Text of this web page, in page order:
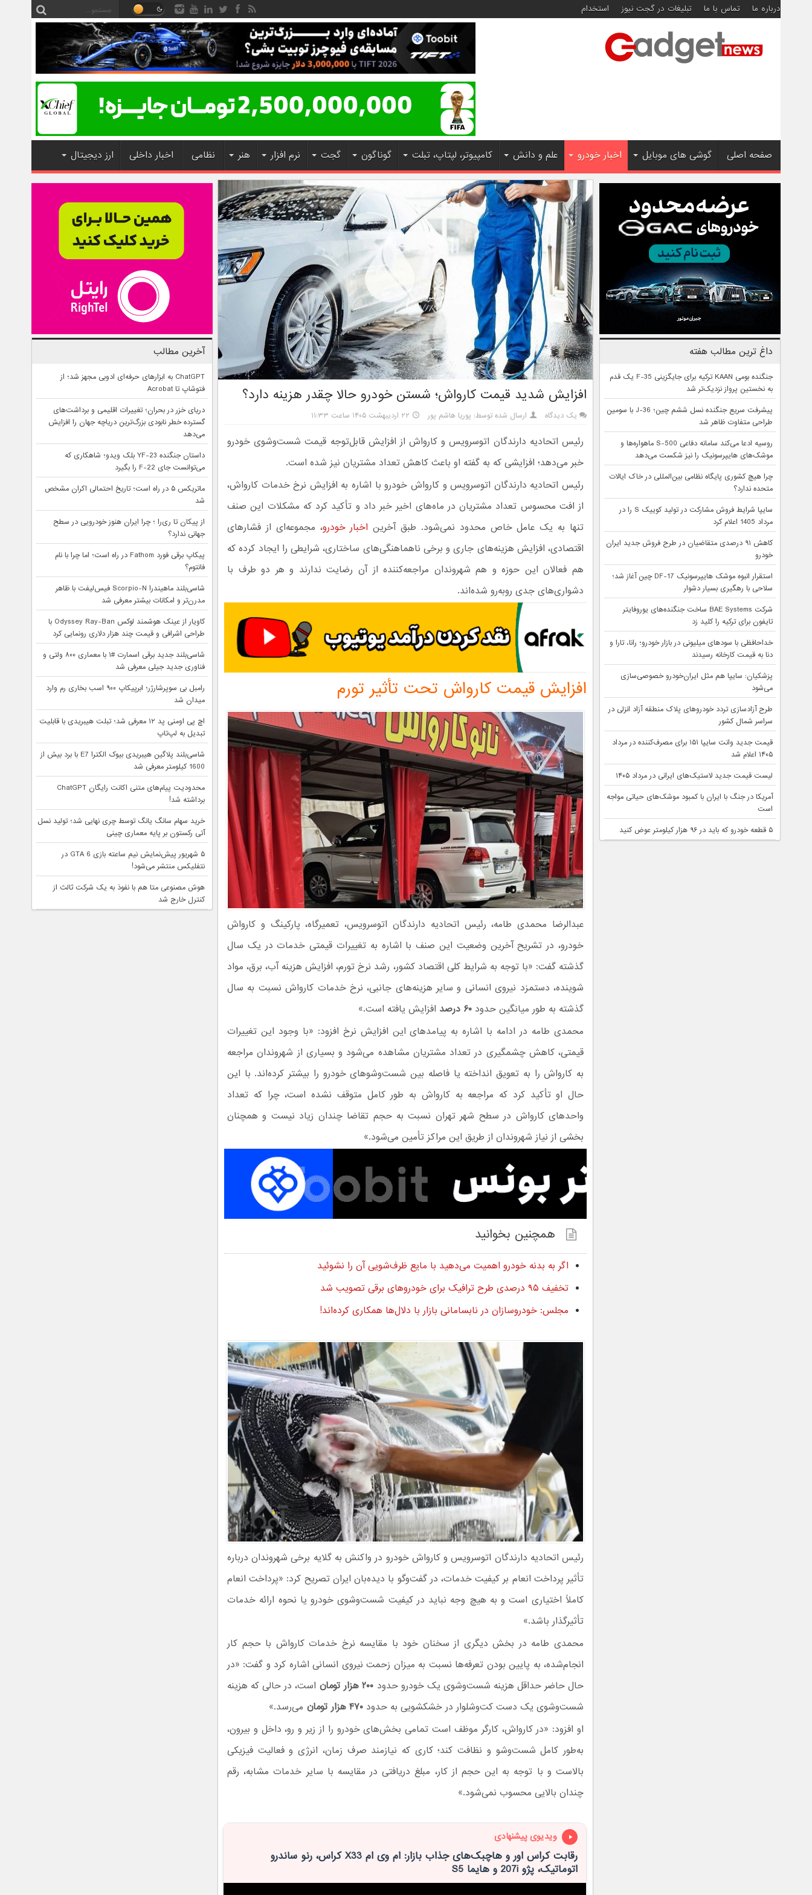
درباره ما تماس با ما تبلیغات در گجت نیوز استخدام
صفحه اصلی گوشی های موبایل اخبار خودرو علم و دانش کامپیوتر، لپتاپ، تبلت گوناگون گجت نرم افزار هنر نظامی اخبار داخلی ارز دیجیتال
افزایش شدید قیمت کارواش؛ شستن خودرو حالا چقدر هزینه دارد؟
یک دیدگاه ارسال شده توسط: پوریا هاشم پور ۲۲ اردیبهشت ۱۴۰۵ ساعت ۱۱:۳۳
رئیس اتحادیه دارندگان اتوسرویس و کارواش از افزایش قابل‌توجه قیمت شست‌وشوی خودرو
خبر می‌دهد؛ افزایشی که به گفته او باعث کاهش تعداد مشتریان نیز شده است.
رئیس اتحادیه دارندگان اتوسرویس و کارواش خودرو با اشاره به افزایش نرخ خدمات کارواش،
از افت محسوس تعداد مشتریان در ماه‌های اخیر خبر داد و تأکید کرد که مشکلات این صنف
تنها به یک عامل خاص محدود نمی‌شود. طبق آخرین اخبار خودرو، مجموعه‌ای از فشارهای
اقتصادی، افزایش هزینه‌های جاری و برخی ناهماهنگی‌های ساختاری، شرایطی را ایجاد کرده که
هم فعالان این حوزه و هم شهروندان مراجعه‌کننده از آن رضایت ندارند و هر دو طرف با
دشواری‌های جدی روبه‌رو شده‌اند.
افزایش قیمت کارواش تحت تأثیر تورم
عبدالرضا محمدی طامه، رئیس اتحادیه دارندگان اتوسرویس، تعمیرگاه، پارکینگ و کارواش
خودرو، در تشریح آخرین وضعیت این صنف با اشاره به تغییرات قیمتی خدمات در یک سال
گذشته گفت: «با توجه به شرایط کلی اقتصاد کشور، رشد نرخ تورم، افزایش هزینه آب، برق، مواد
شوینده، دستمزد نیروی انسانی و سایر هزینه‌های جانبی، نرخ خدمات کارواش نسبت به سال
گذشته به طور میانگین حدود ۶۰ درصد
افزایش یافته است.»
محمدی طامه در ادامه با اشاره به پیامدهای این افزایش نرخ افزود: «با وجود این تغییرات
قیمتی، کاهش چشمگیری در تعداد مشتریان مشاهده می‌شود و بسیاری از شهروندان مراجعه
به کارواش را به تعویق انداخته یا فاصله بین شست‌وشوهای خودرو را بیشتر کرده‌اند. با این
حال او تأکید کرد که مراجعه به کارواش به طور کامل متوقف نشده است، چرا که تعداد
واحدهای کارواش در سطح شهر تهران نسبت به حجم تقاضا چندان زیاد نیست و همچنان
بخشی از نیاز شهروندان از طریق این مراکز تأمین می‌شود.»
همچنین بخوانید
اگر به بدنه خودرو اهمیت می‌دهید با مایع ظرف‌شویی آن را نشوئید
تخفیف ۹۵ درصدی طرح ترافیک برای خودروهای برقی تصویب شد
مجلس: خودروسازان در نابسامانی بازار با دلال‌ها همکاری کرده‌اند!
رئیس اتحادیه دارندگان اتوسرویس و کارواش خودرو در واکنش به گلایه برخی شهروندان درباره
تأثیر پرداخت انعام بر کیفیت خدمات، در گفت‌وگو با دیده‌بان ایران تصریح کرد: «پرداخت انعام
کاملاً اختیاری است و به هیچ وجه نباید در کیفیت شست‌وشوی خودرو یا نحوه ارائه خدمات
تأثیرگذار باشد.»
محمدی طامه در بخش دیگری از سخنان خود با مقایسه نرخ خدمات کارواش با حجم کار
انجام‌شده، به پایین بودن تعرفه‌ها نسبت به میزان زحمت نیروی انسانی اشاره کرد و گفت: «در
حال حاضر حداقل هزینه شست‌وشوی یک خودرو حدود ۲۰۰ هزار تومان
است، در حالی که هزینه
شست‌وشوی یک دست کت‌وشلوار در خشکشویی به حدود ۴۷۰ هزار تومان
می‌رسد.»
او افزود: «در کارواش، کارگر موظف است تمامی بخش‌های خودرو را از زیر و رو، داخل و بیرون،
به‌طور کامل شست‌وشو و نظافت کند؛ کاری که نیازمند صرف زمان، انرژی و فعالیت فیزیکی
بالاست و با توجه به این حجم از کار، مبلغ دریافتی در مقایسه با سایر خدمات مشابه، رقم
چندان بالایی محسوب نمی‌شود.»
ویدیوی پیشنهادی
‫رقابت کراس‌ اور و هاچبک‌های جذاب بازار: ام وی ام X33 کراس، رنو ساندرو
اتوماتیک، پژو 207i و هایما S5
داغ ترین مطالب هفته
جنگنده بومی KAAN ترکیه برای جایگزینی F-35 یک قدم
به نخستین پرواز نزدیک‌تر شد
پیشرفت سریع جنگنده نسل ششم چین؛ J-36 با سومین
طراحی متفاوت ظاهر شد
روسیه ادعا می‌کند سامانه دفاعی S-500 ماهواره‌ها و
موشک‌های هایپرسونیک را نیز شکست می‌دهد
چرا هیچ کشوری پایگاه نظامی بین‌المللی در خاک ایالات
متحده ندارد؟
سایپا شرایط فروش مشارکت در تولید کوییک S را در
مرداد 1405 اعلام کرد
کاهش ۹۱ درصدی متقاضیان در طرح فروش جدید ایران
خودرو
استقرار انبوه موشک هایپرسونیک DF-17 چین آغاز شد؛
سلاحی با رهگیری بسیار دشوار
شرکت BAE Systems ساخت جنگنده‌های یوروفایتر
تایفون برای ترکیه را کلید زد
خداحافظی با سودهای میلیونی در بازار خودرو؛ رانا، تارا و
دنا به قیمت کارخانه رسیدند
پزشکیان: سایپا هم مثل ایران‌خودرو خصوصی‌سازی
می‌شود
طرح آزادسازی تردد خودروهای پلاک منطقه آزاد انزلی در
سراسر شمال کشور
قیمت جدید وانت سایپا ۱۵۱ برای مصرف‌کننده در مرداد
۱۴۰۵ اعلام شد
لیست قیمت جدید لاستیک‌های ایرانی در مرداد ۱۴۰۵
آمریکا در جنگ با ایران با کمبود موشک‌های حیاتی مواجه
است
۵ قطعه خودرو که باید در ۹۶ هزار کیلومتر عوض کنید
آخرین مطالب
ChatGPT به ابزارهای حرفه‌ای ادوبی مجهز شد؛ از
فتوشاپ تا Acrobat
دریای خزر در بحران؛ تغییرات اقلیمی و برداشت‌های
گسترده خطر نابودی بزرگ‌ترین دریاچه جهان را افزایش
می‌دهد
داستان جنگنده YF-23 بلک ویدو؛ شاهکاری که
می‌توانست جای F-22 را بگیرد
ماتریکس ۵ در راه است؛ تاریخ احتمالی اکران مشخص
شد
از پیکان تا ری‌را ؛ چرا ایران هنوز خودرویی در سطح
جهانی ندارد؟
پیکاپ برقی فورد Fathom در راه است؛ اما چرا با نام
فانتوم؟
شاسی‌بلند ماهیندرا Scorpio-N فیس‌لیفت با ظاهر
مدرن‌تر و امکانات بیشتر معرفی شد
کاویار از عینک هوشمند لوکس Odyssey Ray-Ban با
طراحی اشرافی و قیمت چند هزار دلاری رونمایی کرد
شاسی‌بلند جدید برقی اسمارت #۱ با معماری ۸۰۰ ولتی و
فناوری جدید جیلی معرفی شد
رامبل بی سوپرشارژر؛ ابرپیکاپ ۹۰۰ اسب بخاری رم وارد
میدان شد
اچ پی اومنی پد ۱۲ معرفی شد؛ تبلت هیبریدی با قابلیت
تبدیل به لپ‌تاپ
شاسی‌بلند پلاگین هیبریدی بیوک الکترا E7 با برد بیش از
1600 کیلومتر معرفی شد
محدودیت پیام‌های متنی اکانت رایگان ChatGPT
برداشته شد!
خرید سهام سانگ‌ یانگ توسط چری نهایی شد؛ تولید نسل
آتی رکستون بر پایه معماری چینی
۵ شهریور پیش‌نمایش نیم ساعته بازی GTA 6 در
نتفلیکس منتشر می‌شود!
هوش مصنوعی متا هم با نفوذ به یک شرکت ثالث از
کنترل خارج شد